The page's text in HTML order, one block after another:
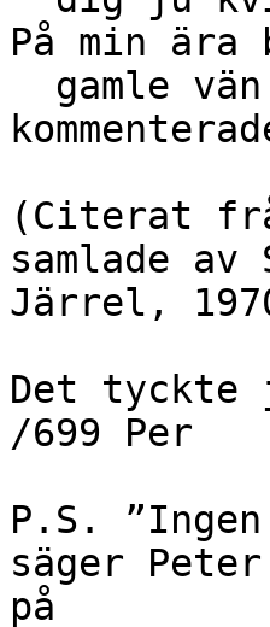
På min
(Citerat
samlade av
Järrel,
Det
/699 Per
P.S.
säger Peter